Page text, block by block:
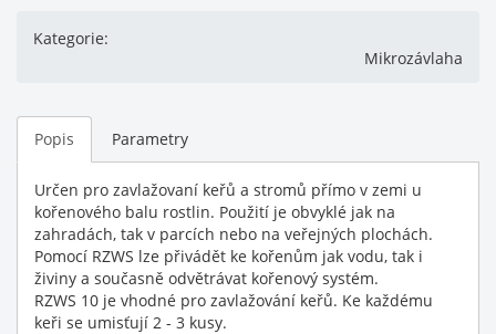
Kategorie:
Mikrozávlaha
Popis Parametry
Určen pro zavlažovaní keřů a stromů přímo v zemi u
kořenového balu rostlin. Použití je obvyklé jak na
zahradách, tak v parcích nebo na veřejných plochách.
Pomocí RZWS lze přivádět ke kořenům jak vodu, tak i
živiny a současně odvětrávat kořenový systém.
RZWS 10 je vhodné pro zavlažování keřů. Ke každému
keři se umisťují 2 - 3 kusy.